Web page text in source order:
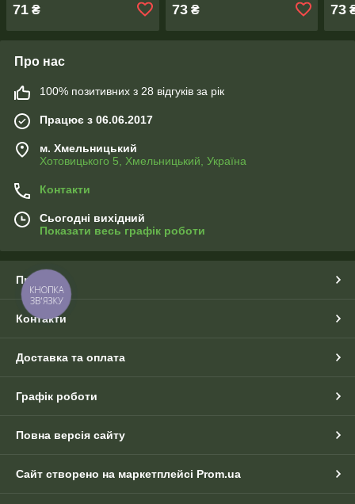
71 ₴ 73₴ 73
Про нас
100% позитивних з 28 відгуків за рік
Працює з 06.06.2017
м. Хмельницький
Хотовицького 5, Хмельницький, Україна
Контакти
Сьогодні вихідний
Показати весь графік роботи
Про нас
Контакти
Доставка та оплата
Графік роботи
Повна версія сайту
Сайт створено на маркетплейсі Prom.ua
КНОПКА
ЗВ'ЯЗКУ